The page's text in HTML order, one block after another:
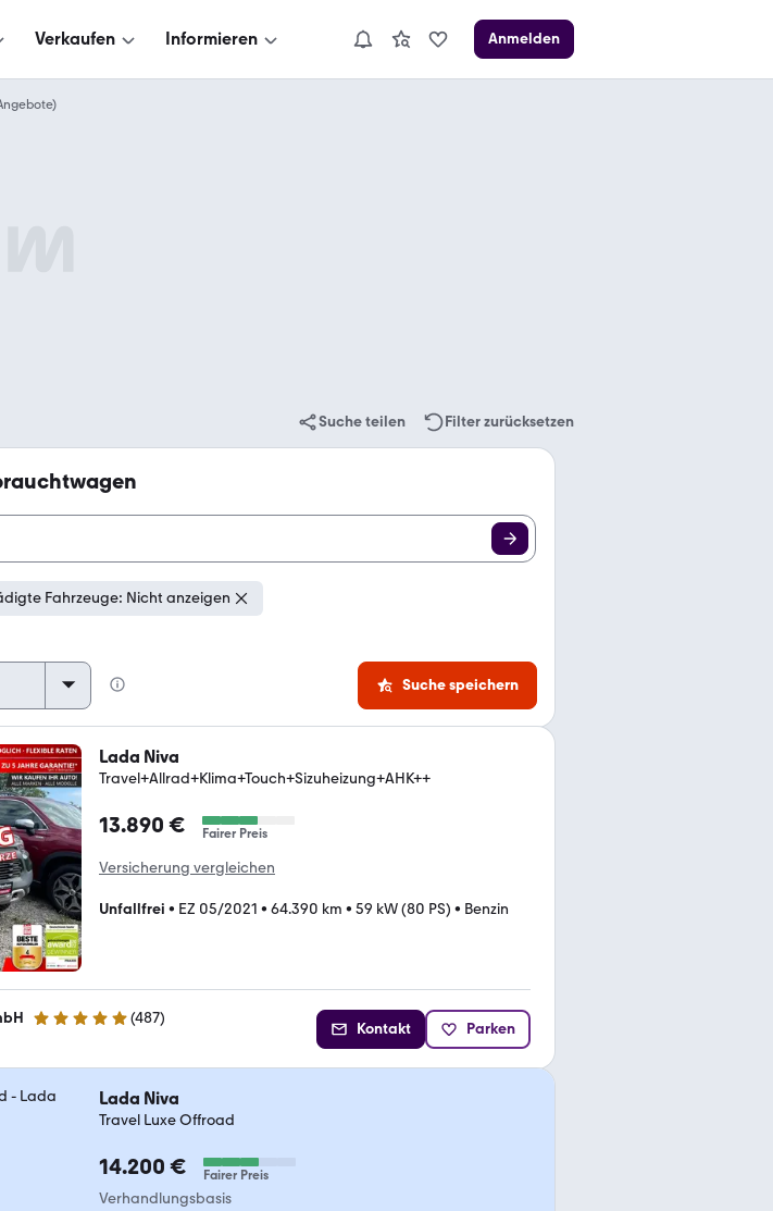
Verkaufen Informieren Anmelden
Suche teilen Filter zurücksetzen
Fahrzeuge: Nicht anzeigen
Suche speichern
Lada Niva
Travel+Allrad+Klima+Touch+Sizuheizung+AHK++
13.890 € Fairer Preis
Versicherung vergleichen
Unfallfrei • EZ 05/2021 • 64.390 km • 59 kW (80 PS) • Benzin
4.8 Sterne (487)
Kontakt Parken
Lada Niva
Travel Luxe Offroad
14.200 € Fairer Preis
Verhandlungsbasis